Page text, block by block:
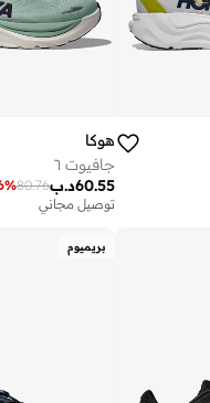
هوكا
جافيوت ٦
د.ب60.55
80.76
%
توصيل مجاني
بريميوم